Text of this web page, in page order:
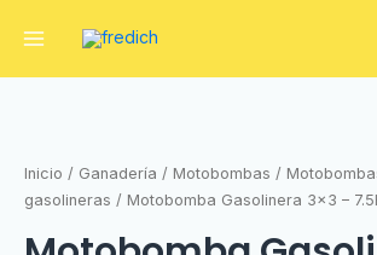
Inicio / Ganadería / Motobombas /
gasolineras / Motobomba Gasolinera 3×3 –